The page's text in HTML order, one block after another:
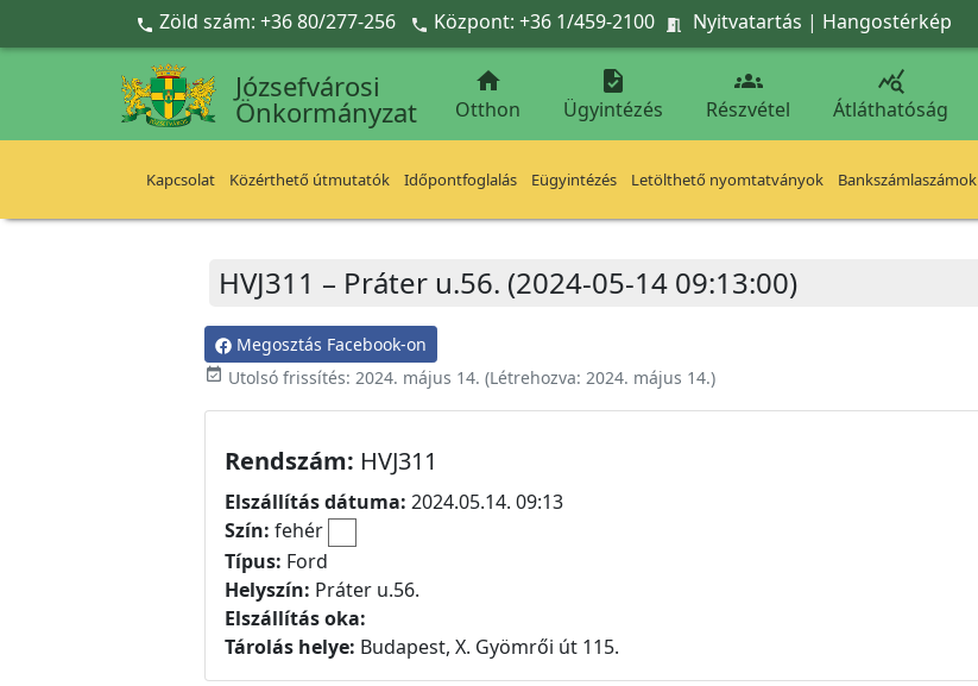
Ugrás a fő tartalomra
 Zöld szám: +36 80/277-256  Központ: +36 1/459-2100  Nyitvatartás | Hangostérkép
Józsefvárosi
Önkormányzat

Otthon

Ügyintézés

Részvétel

Átláthatóság
Kapcsolat Közérthető útmutatók Időpontfoglalás Eügyintézés Letölthető nyomtatványok Bankszámlaszámok
HVJ311 – Práter u.56. (2024-05-14 09:13:00)
Megosztás Facebook-on
event_available Utolsó frissítés: 2024. május 14. (Létrehozva: 2024. május 14.)
Rendszám: HVJ311
Elszállítás dátuma: 2024.05.14. 09:13
Szín: fehér
Típus: Ford
Helyszín: Práter u.56.
Elszállítás oka:
Tárolás helye: Budapest, X. Gyömrői út 115.